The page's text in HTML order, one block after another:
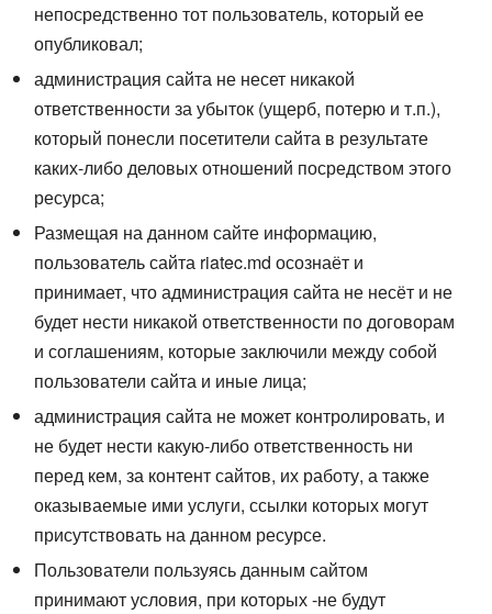
непосредственно тот пользователь, который ее
опубликовал;
администрация сайта не несет никакой
ответственности за убыток (ущерб, потерю и т.п.),
который понесли посетители сайта в результате
каких-либо деловых отношений посредством этого
ресурса;
Размещая на данном сайте информацию,
пользователь сайта riatec.md осознаёт и
принимает, что администрация сайта не несёт и не
будет нести никакой ответственности по договорам
и соглашениям, которые заключили между собой
пользователи сайта и иные лица;
администрация сайта не может контролировать, и
не будет нести какую-либо ответственность ни
перед кем, за контент сайтов, их работу, а также
оказываемые ими услуги, ссылки которых могут
присутствовать на данном ресурсе.
Пользователи пользуясь данным сайтом
принимают условия, при которых -не будут